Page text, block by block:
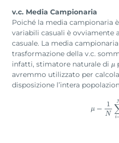
v.c. Media Campionaria
Poiché la media campionaria
variabili casuali è ovviamente
casuale. La media
trasformazione della v.c.
infatti, stimatore naturale di μ
μ
avremmo utilizzato per
disposizione l’intera
μ =
1
N i
μ =1 N∑i =1